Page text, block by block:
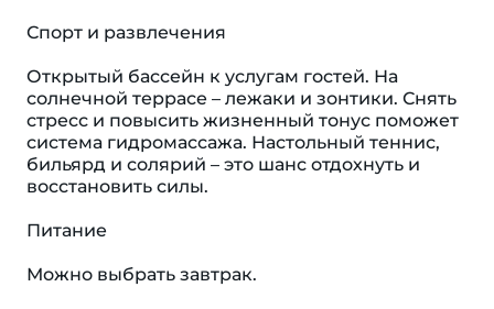
Спорт и развлечения
Открытый бассейн к услугам гостей. На
солнечной террасе – лежаки и зонтики. Снять
стресс и повысить жизненный тонус поможет
система гидромассажа. Настольный теннис,
бильярд и солярий – это шанс отдохнуть и
восстановить силы.
Питание
Можно выбрать завтрак.